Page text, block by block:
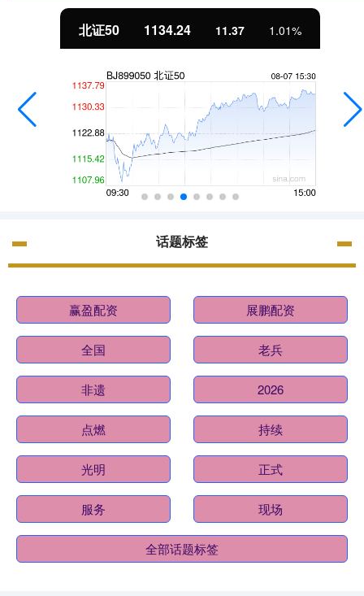
北证50 1134.24 11.37 1.01%
话题标签
赢盈配资 展鹏配资
全国 老兵
非遗 2026
点燃 持续
光明 正式
服务 现场
全部话题标签